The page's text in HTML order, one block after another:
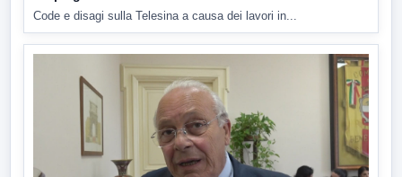
Code e disagi sulla Telesina a causa dei lavori in...